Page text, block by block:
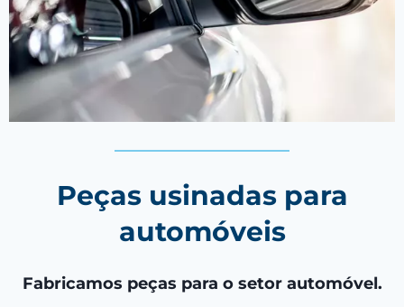
Peças usinadas para
automóveis
Fabricamos peças para o setor automóvel.